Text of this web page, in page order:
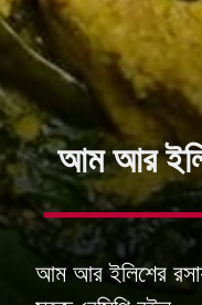
আম আর ইলিশের
আম আর